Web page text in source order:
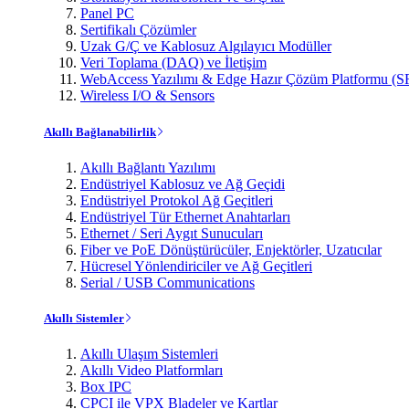
Panel PC
Sertifikalı Çözümler
Uzak G/Ç ve Kablosuz Algılayıcı Modüller
Veri Toplama (DAQ) ve İletişim
WebAccess Yazılımı & Edge Hazır Çözüm Platformu
Wireless I/O & Sensors
Akıllı Bağlanabilirlik
Akıllı Bağlantı Yazılımı
Endüstriyel Kablosuz ve Ağ Geçidi
Endüstriyel Protokol Ağ Geçitleri
Endüstriyel Tür Ethernet Anahtarları
Ethernet / Seri Aygıt Sunucuları
Fiber ve PoE Dönüştürücüler, Enjektörler, Uzatıcılar
Hücresel Yönlendiriciler ve Ağ Geçitleri
Serial / USB Communications
Akıllı Sistemler
Akıllı Ulaşım Sistemleri
Akıllı Video Platformları
Box IPC
CPCI ile VPX Bladeler ve Kartlar